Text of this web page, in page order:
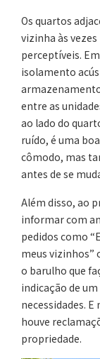
Os quartos
vizinha às
perceptíveis.
isolamento
entre as
ao lado do
ruído, é uma
cômodo, mas
antes de se
Além disso, ao
informar com
pedidos como
meus vizinhos”
o barulho que
indicação de
necessidades.
houve
propriedade.